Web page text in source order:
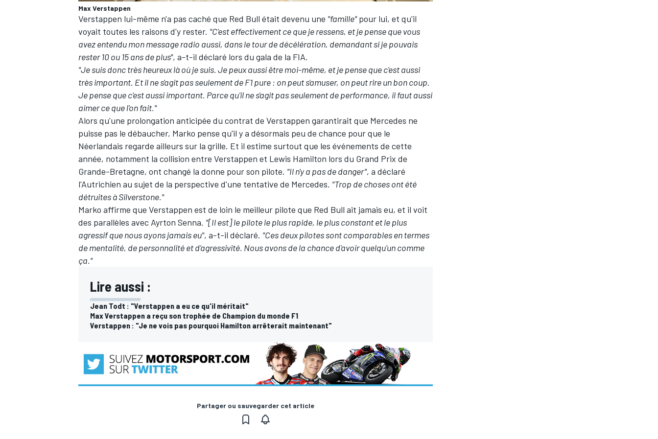
AUTRES CHAMPIONNATS
Max Verstappen
Verstappen lui-même n'a pas caché que Red Bull était devenu une "famille"pour lui, et qu'il
voyait toutes les raisons d'y rester. "C'est effectivement ce que je ressens, et je pense que vous
avez entendu mon message radio aussi, dans le tour de décélération, demandant si je pouvais
rester 10 ou 15 ans de plus", a-t-il déclaré lors du gala de la FIA.
"Je suis donc très heureux là où je suis. Je peux aussi être moi-même, et je pense que c'est aussi
très important. Et il ne s'agit pas seulement de F1 pure : on peut s'amuser, on peut rire un bon coup.
Je pense que c'est aussi important. Parce qu'il ne s'agit pas seulement de performance, il faut aussi
aimer ce que l'on fait."
Alors qu'une prolongation anticipée du contrat de Verstappen garantirait que Mercedes ne
puisse pas le débaucher, Marko pense qu'il y a désormais peu de chance pour que le
Néerlandais regarde ailleurs sur la grille. Et il estime surtout que les événements de cette
année, notamment la collision entre Verstappen et Lewis Hamilton lors du Grand Prix de
Grande-Bretagne, ont changé la donne pour son pilote. "Il n'y a pas de danger", a déclaré
l'Autrichien au sujet de la perspective d'une tentative de Mercedes. "Trop de choses ont été
détruites à Silverstone."
Marko affirme que Verstappen est de loin le meilleur pilote que Red Bull ait jamais eu, et il voit
des parallèles avec Ayrton Senna. "[Il est] le pilote le plus rapide, le plus constant et le plus
agressif que nous ayons jamais eu", a-t-il déclaré. "Ces deux pilotes sont comparables en termes
de mentalité, de personnalité et d'agressivité. Nous avons de la chance d'avoir quelqu'un comme
ça."
Lire aussi :
Jean Todt : "Verstappen a eu ce qu'il méritait"
Max Verstappen a reçu son trophée de Champion du monde F1
Verstappen : "Je ne vois pas pourquoi Hamilton arrêterait maintenant"
Partager ou sauvegarder cet article